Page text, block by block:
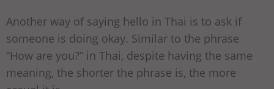
Another way of saying hello in Thai is to ask if
someone is doing okay. Similar to the phrase
“How are you?” in Thai, despite having the same
meaning, the shorter the phrase is, the more